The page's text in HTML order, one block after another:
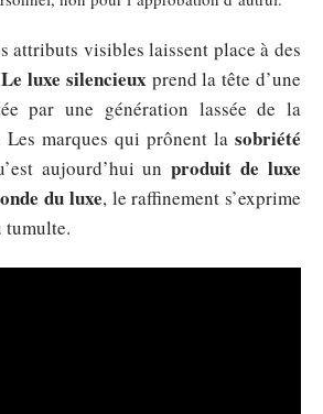
attributs visibles laissent place à des
Le luxe silencieux prend la tête d’une
par une génération lassée de la
Les marques qui prônent la sobriété
aujourd’hui unproduit de luxe
du luxe, le raffinement s’exprime
tumulte.